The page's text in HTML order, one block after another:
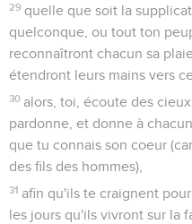
29 quelle que soit la
quelconque, ou tout ton
reconnaîtront chacun sa
étendront leurs mains vers
30 alors, toi, écoute des
pardonne, et donne à
que tu connais son coeur
des fils des hommes),
31 afin qu'ils te craignent
les jours qu'ils vivront sur la